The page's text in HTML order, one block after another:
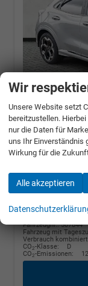
Ford Puma
unverbindliche
Fahrzeugnr.: 507844
Fahrzeug mit
Verbrauch
CO2-Klasse:
D
CO2-Emissionen:
Wir
Unsere Website setzt
bereitzustellen.
nur die Daten für
uns Ihr Einverständnis
Wirkung für die
Alle akzeptieren